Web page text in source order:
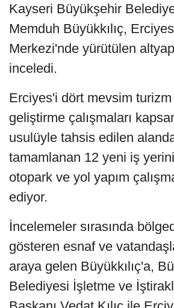
Kayseri Büyükşehir
Memduh Büyükkılıç,
Merkezi'nde yürütülen
inceledi.
Erciyes'i dört mevsim
geliştirme çalışmaları
usulüyle tahsis edilen alanda
tamamlanan 12 yeni iş
otopark ve yol yapım
ediyor.
İncelemeler sırasında
gösteren esnaf ve
araya gelen Büyükkılıç'a,
Belediyesi İşletme ve